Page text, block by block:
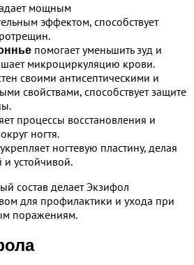
мощным
эффектом, способствует
помогает уменьшить зуд и
микроциркуляцию крови.
своими антисептическими и
свойствами, способствует защите
процессы восстановления и
ногтя.
укрепляет ногтевую пластину, делая
устойчивой.
состав делает Экзифол
для профилактики и ухода при
поражениям.